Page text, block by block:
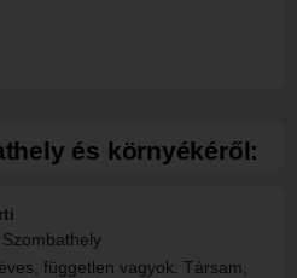
és környékéről:
független vagyok. Társam,